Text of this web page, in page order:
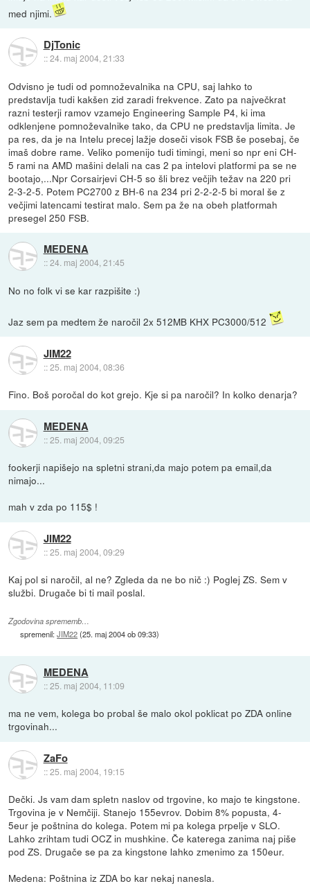
med njimi.
DjTonic
::24. maj 2004, 21:33
Odvisno je tudi od pomnoževalnika na CPU, saj lahko to
predstavlja tudi kakšen zid zaradi frekvence. Zato pa največkrat
razni testerji ramov vzamejo Engineering Sample P4, ki ima
odklenjene pomnoževalnike tako, da CPU ne predstavlja limita. Je
pa res, da je na Intelu precej lažje doseči visok FSB še posebaj, če
imaš dobre rame. Veliko pomenijo tudi timingi, meni so npr eni CH-
5 rami na AMD mašini delali na cas 2 pa intelovi platformi pa se ne
bootajo,...Npr Corsairjevi CH-5 so šli brez večjih težav na 220 pri
2-3-2-5. Potem PC2700 z BH-6 na 234 pri 2-2-2-5 bi moral še z
večjimi latencami testirat malo. Sem pa že na obeh platformah
presegel 250 FSB.
MEDENA
::24. maj 2004, 21:45
No no folk vi se kar razpišite :)
Jaz sem pa medtem že naročil 2x 512MB KHX PC3000/512
JIM22
::25. maj 2004, 08:36
Fino. Boš poročal do kot grejo. Kje si pa naročil? In kolko denarja?
MEDENA
::25. maj 2004, 09:25
fookerji napišejo na spletni strani,da majo potem pa email,da
nimajo...
mah v zda po 115$ !
JIM22
::25. maj 2004, 09:29
Kaj pol si naročil, al ne? Zgleda da ne bo nič :) Poglej ZS. Sem v
službi. Drugače bi ti mail poslal.
Zgodovina sprememb…
spremenil:JIM22(25. maj 2004 ob 09:33)
MEDENA
::25. maj 2004, 11:09
ma ne vem, kolega bo probal še malo okol poklicat po ZDA online
trgovinah...
ZaFo
::25. maj 2004, 19:15
Dečki. Js vam dam spletn naslov od trgovine, ko majo te kingstone.
Trgovina je v Nemčiji. Stanejo 155evrov. Dobim 8% popusta, 4-
5eur je poštnina do kolega. Potem mi pa kolega prpelje v SLO.
Lahko zrihtam tudi OCZ in mushkine. Če katerega zanima naj piše
pod ZS. Drugače se pa za kingstone lahko zmenimo za 150eur.
Medena: Poštnina iz ZDA bo kar nekaj nanesla.